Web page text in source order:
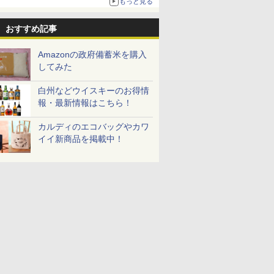
おすすめ記事
Amazonの政府備蓄米を購入
してみた
白州などウイスキーのお得情
報・最新情報はこちら！
カルディのエコバッグやカワ
イイ新商品を掲載中！